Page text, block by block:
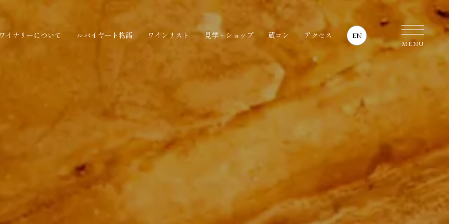
イナリーについて ルバイヤート物語 ワインリスト 見学・ショップ 蔵コン アクセス EN
MENU